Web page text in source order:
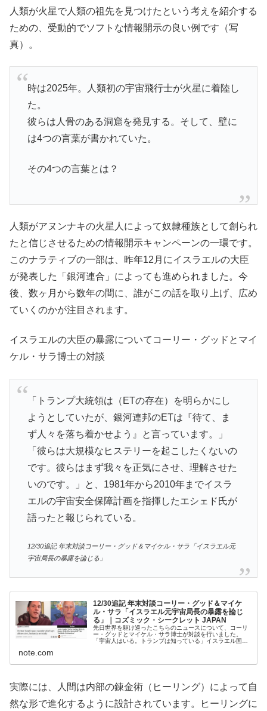
人類が火星で人類の祖先を見つけたという考えを紹介する
ための、受動的でソフトな情報開示の良い例です（写
真）。
時は2025年。人類初の宇宙飛行士が火星に着陸し
た。
彼らは人骨のある洞窟を発見する。そして、壁に
は4つの言葉が書かれていた。
その4つの言葉とは？
人類がアヌンナキの火星人によって奴隷種族として創られ
たと信じさせるための情報開示キャンペーンの一環です。
このナラティブの一部は、昨年12月にイスラエルの大臣
が発表した「銀河連合」によっても進められました。今
後、数ヶ月から数年の間に、誰がこの話を取り上げ、広め
ていくのかが注目されます。
イスラエルの大臣の暴露についてコーリー・グッドとマイ
ケル・サラ博士の対談
「トランプ大統領は（ETの存在）を明らかにし
ようとしていたが、銀河連邦のETは『待て、ま
ず人々を落ち着かせよう』と言っています。」
「彼らは大規模なヒステリーを起こしたくないの
です。彼らはまず我々を正気にさせ、理解させた
いのです。」と、1981年から2010年までイスラ
エルの宇宙安全保障計画を指揮したエシェド氏が
語ったと報じられている。
12/30追記 年末対談コーリー・グッド＆マイケル・サラ「イスラエル元
宇宙局長の暴露を論じる」
12/30追記 年末対談コーリー・グッド＆マイケ
ル・サラ「イスラエル元宇宙局長の暴露を論じ
る」｜コズミック・シークレット JAPAN
先日世界を駆け巡ったこちらのニュースについて、コーリ
ー・グッドとマイケル・サラ博士が対談を行いました。
「宇宙人はいる。トランプは知っている」イスラエル国防
note.com
実際には、人間は内部の錬金術（ヒーリング）によって自
然な形で進化するように設計されています。ヒーリングに